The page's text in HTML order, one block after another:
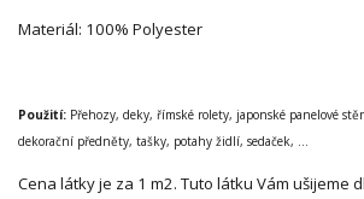
Materiál: 100% Polyester
Použití: Přehozy, deky, římské rolety, japonské panelové
dekorační předněty, tašky, potahy židlí, sedaček, ...
Cena látky je za 1 m2. Tuto látku Vám ušijeme